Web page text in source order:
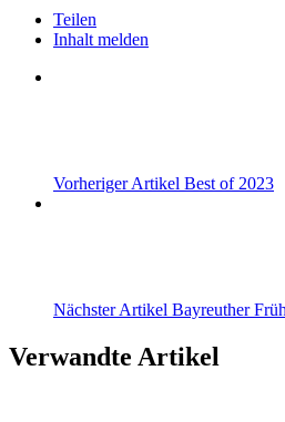
Teilen
Inhalt melden
Vorheriger Artikel Best of 2023
Nächster Artikel Bayreuther
Verwandte Artikel